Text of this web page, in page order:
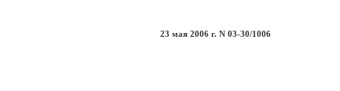
23 мая 2006 г. N 03-30/1006